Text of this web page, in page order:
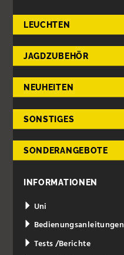
LEUCHTEN
JAGDZUBEHÖR
NEUHEITEN
SONSTIGES
SONDERANGEBOTE
INFORMATIONEN
Uni
Bedienungsanleitungen
Tests /Berichte